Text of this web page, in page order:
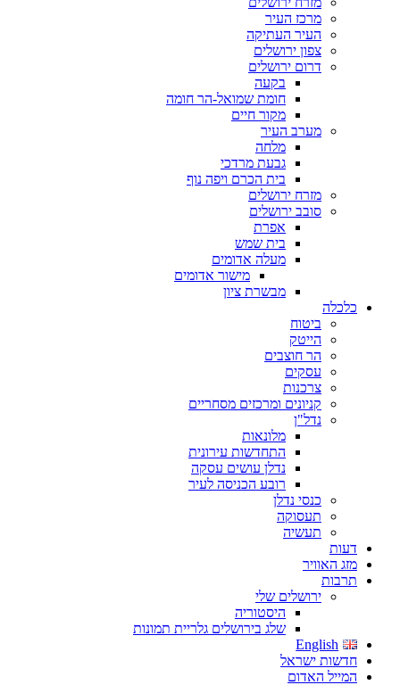
מרכז העיר
העיר העתיקה
צפון ירושלים
דרום ירושלים
בקעה
חומת שמואל-הר חומה
מקור חיים
מערב העיר
מלחה
גבעת מרדכי
בית הכרם ויפה נוף
מזרח ירושלים
סובב ירושלים
אפרת
בית שמש
מעלה אדומים
מישור אדומים
מבשרת ציון
כלכלה
ביטוח
הייטק
הר חוצבים
עסקים
צרכנות
קניונים ומרכזים מסחריים
נדל"ן
מלונאות
התחדשות עירונית
נדלן עושים עסקה
רובע הכניסה לעיר
כנסי נדלן
תעסוקה
תעשיה
דעות
מזג האוויר
תרבות
ירושלים שלי
היסטוריה
שלג בירושלים גלריית תמונות
English
חדשות ישראל
המייל האדום